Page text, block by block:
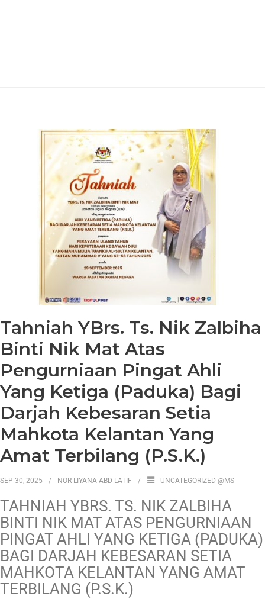
Tahniah YBrs. Ts. Nik Zalbiha
Binti Nik Mat Atas
Pengurniaan Pingat Ahli
Yang Ketiga (Paduka) Bagi
Darjah Kebesaran Setia
Mahkota Kelantan Yang
Amat Terbilang (P.S.K.)
SEP 30, 2025 NOR LIYANA ABD LATIF UNCATEGORIZED @MS
TAHNIAH YBRS. TS. NIK ZALBIHA
BINTI NIK MAT ATAS PENGURNIAAN
PINGAT AHLI YANG KETIGA (PADUKA)
BAGI DARJAH KEBESARAN SETIA
MAHKOTA KELANTAN YANG AMAT
TERBILANG (P.S.K.)